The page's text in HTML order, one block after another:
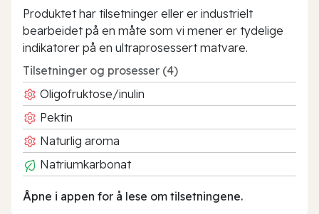
Produktet har tilsetninger eller er industrielt
bearbeidet på en måte som vi mener er tydelige
indikatorer på en ultraprosessert matvare.
Tilsetninger og prosesser (4)
Oligofruktose/inulin
Pektin
Naturlig aroma
Natriumkarbonat
Åpne i appen for å lese om tilsetningene.